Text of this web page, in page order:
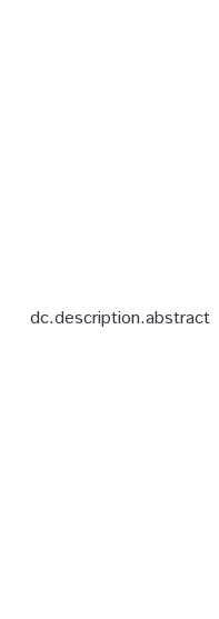
dc.description.abstract